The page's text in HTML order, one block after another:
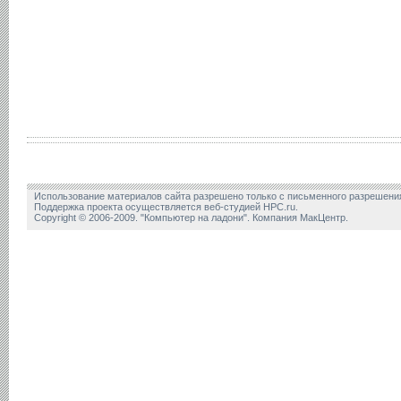
Использование материалов сайта разрешено только с письменного
Поддержка проекта осуществляется веб-студией HPC.ru.
Copyright © 2006-2009. "Компьютер на ладони". Компания МакЦентр.